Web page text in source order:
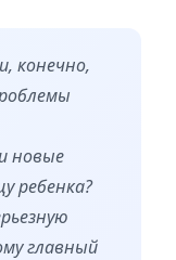
конечно,
новые
ребенка?
главный